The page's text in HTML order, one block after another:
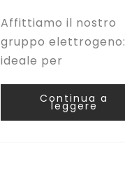
Affittiamo il nostro
gruppo elettrogeno:
ideale per
Continua a
leggere